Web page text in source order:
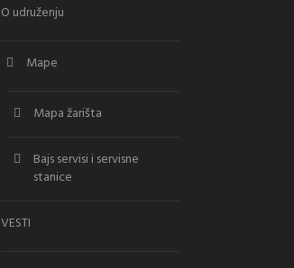
O udruženju
Mape
Mapa žarišta
Bajs servisi i servisne
stanice
VESTI